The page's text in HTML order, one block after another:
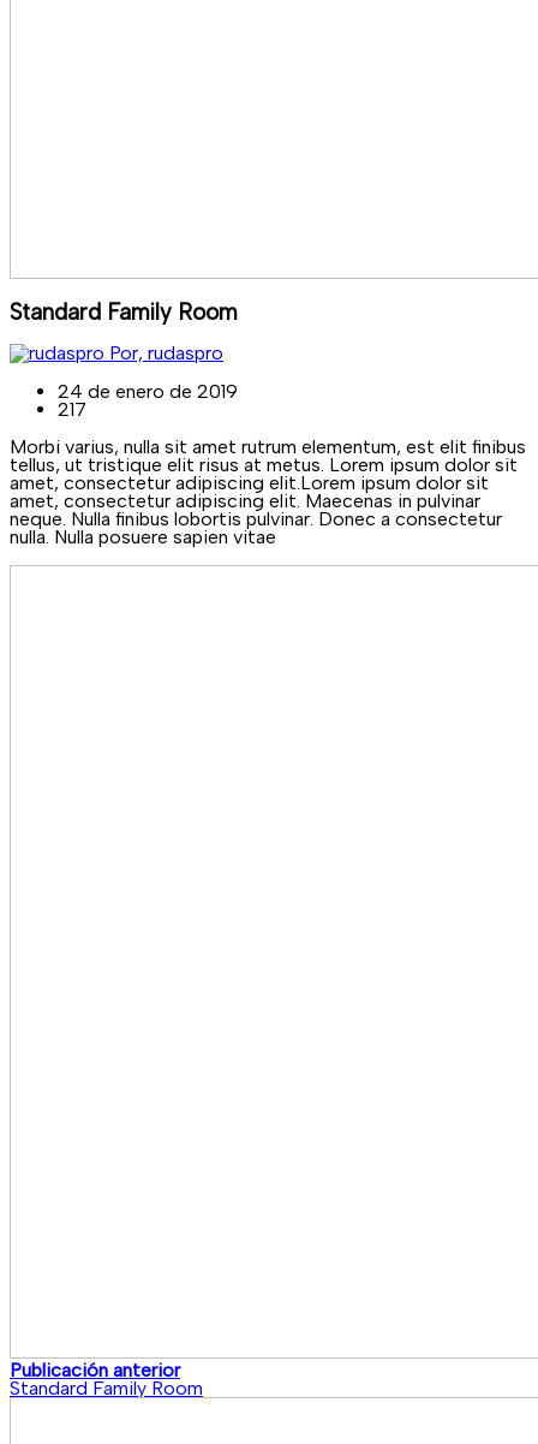
Standard Family Room
Por, rudaspro
24 de enero de 2019
217
Morbi varius, nulla sit amet rutrum elementum, est elit finibus
tellus, ut tristique elit risus at metus. Lorem ipsum dolor sit
amet, consectetur adipiscing elit.Lorem ipsum dolor sit
amet, consectetur adipiscing elit. Maecenas in pulvinar
neque. Nulla finibus lobortis pulvinar. Donec a consectetur
nulla. Nulla posuere sapien vitae
Publicación anterior
Standard Family Room